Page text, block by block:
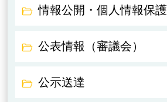
情報公開・個人情報保護
公表情報（審議会）
公示送達